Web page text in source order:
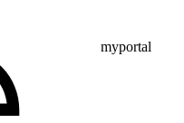
myportal